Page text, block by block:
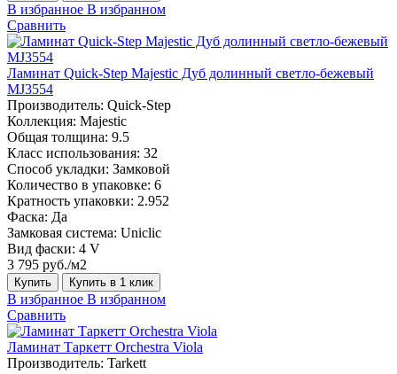
В избранное В избранном
Сравнить
Ламинат Quick-Step Majestic Дуб долинный светло-бежевый
MJ3554
Производитель: Quick-Step
Коллекция: Majestic
Общая толщина: 9.5
Класс использования: 32
Способ укладки: Замковой
Количество в упаковке: 6
Кратность упаковки: 2.952
Фаска: Да
Замковая система: Uniclic
Вид фаски: 4 V
3 795 руб./м2
Купить Купить в 1 клик
В избранное В избранном
Сравнить
Ламинат Таркетт Orchestra Viola
Производитель: Tarkett